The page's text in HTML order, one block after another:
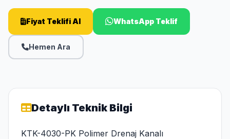
Fiyat Teklifi Al WhatsApp Teklif
Hemen Ara
Detaylı Teknik Bilgi
KTK-4030-PK Polimer Drenaj Kanalı